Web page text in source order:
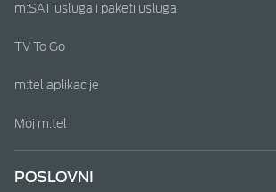
m:SAT usluga i paketi usluga
TV To Go
m:tel aplikacije
Moj m:tel
POSLOVNI